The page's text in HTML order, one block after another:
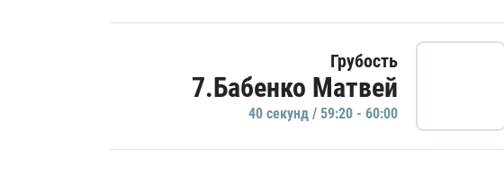
Грубость
7.Бабенко Матвей
40 секунд / 59:20 - 60:00